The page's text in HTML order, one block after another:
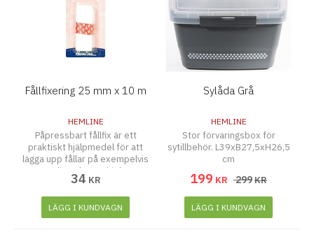
Fållfixering 25 mm x 10 m
HEMLINE
Påpressbart fållfix är ett
praktiskt hjälpmedel för att
lägga upp fållar på exempelvis
gardiner, byxor, kjolar,
klänningar och mycket mer
utan att behöva sy.
34 KR
LÄGG I KUNDVAGN
Sylåda Grå
HEMLINE
Stor förvaringsbox för
sytillbehör. L39xB27,5xH26,5
cm
199 KR 299KR
LÄGG I KUNDVAGN